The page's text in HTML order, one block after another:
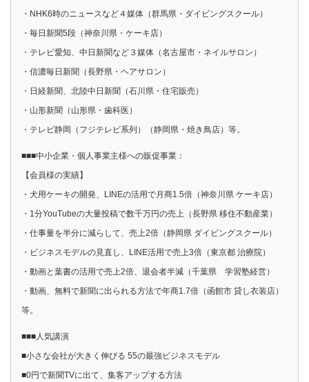
・NHK6時のニュースなど４媒体（群馬県・ダイビングスクール）
・毎日新聞5段（神奈川県・ケーキ店）
・テレビ愛知、中日新聞など３媒体（名古屋市・ネイルサロン）
・信濃毎日新聞（長野県・ヘアサロン）
・日経新聞、北陸中日新聞（石川県・住宅販売）
・山形新聞（山形県・歯科医）
・テレビ静岡（フジテレビ系列）（静岡県・焼き鳥店）等。
■■■中小企業・個人事業主様への販促事業：
【会員様の実績】
・犬用ケーキの開発、LINEの活用で月商1.5倍（神奈川県 ケーキ店）
・1分YouTubeの大量投稿で数千万円の売上（長野県 移住不動産業）
・仕事量を半分に減らして、売上2倍（静岡県 ダイビングスクール）
・ビジネスモデルの見直し、LINE活用で売上3倍（東京都 治療院）
・動画と葉書の活用で売上2倍、退会者半減（千葉県 学習塾経営）
・動画、無料で新聞に出られる方法で年商1.7倍（函館市 貸し衣装店）
等。
■■■人気講演
■小さな会社が大きく伸びる 55の最強ビジネスモデル
■0円で新聞TVに出て、集客アップする方法